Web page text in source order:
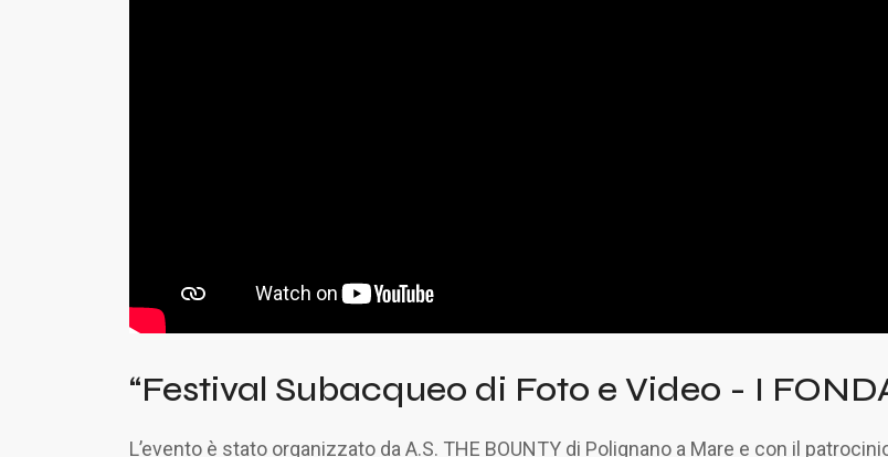
“Festival Subacqueo di Foto e Video - I
L’evento è stato organizzato da A.S. THE BOUNTY di Polignano a Mare e con il